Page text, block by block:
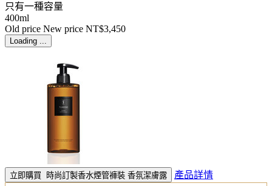
只有一種容量
400ml
Old price New price NT$3,450
Loading ...
立即購買 時尚訂製香水煙管褲裝 香氛潔膚露 產品詳情